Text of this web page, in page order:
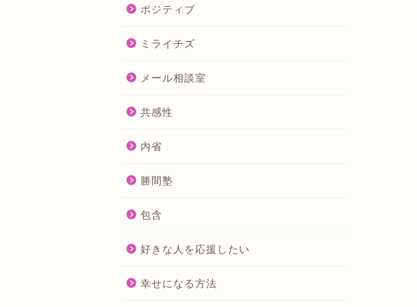
ポジティブ
ミライチズ
メール相談室
共感性
内省
勝間塾
包含
好きな人を応援したい
幸せになる方法